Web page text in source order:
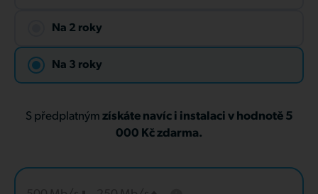
Na 2 roky
Na 3 roky
S předplatným získáte navíc i instalaci v hodnotě 5
000 Kč zdarma.